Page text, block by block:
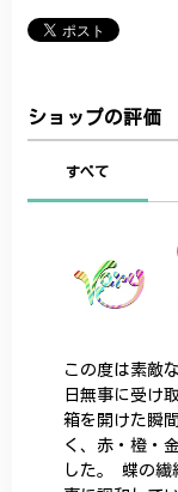
ショップの評価
すべて
この度は素敵
日無事に受け
箱を開けた瞬
く、赤・橙・
した。 蝶の繊